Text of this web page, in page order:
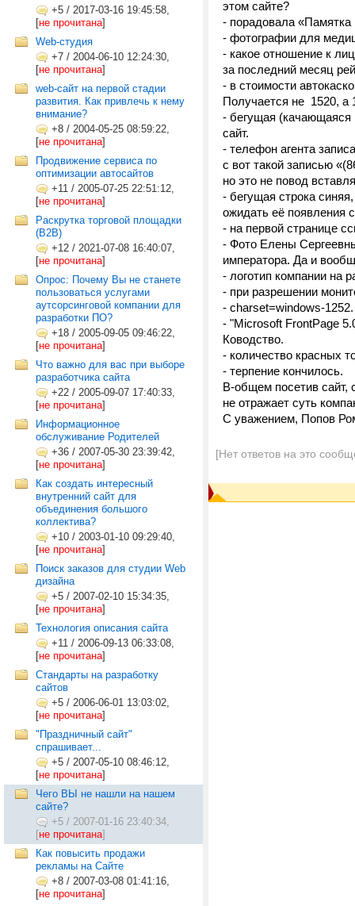
+5 / 2017-03-16 19:45:58,
[не прочитана]
Web-студия
+7 / 2004-06-10 12:24:30,
[не прочитана]
web-сайт на первой стадии
развития. Как привлечь к нему
внимание?
+8 / 2004-05-25 08:59:22,
[не прочитана]
Продвижение сервиса по
оптимизации автосайтов
+11 / 2005-07-25 22:51:12,
[не прочитана]
Раскрутка торговой площадки
(В2В)
+12 / 2021-07-08 16:40:07,
[не прочитана]
Опрос: Почему Вы не станете
пользоваться услугами
аутсорсинговой компании для
разработки ПО?
+18 / 2005-09-05 09:46:22,
[не прочитана]
Что важно для вас при выборе
разработчика сайта
+22 / 2005-09-07 17:40:33,
[не прочитана]
Информационное
обслуживание Родителей
+36 / 2007-05-30 23:39:42,
[не прочитана]
Как создать интересный
внутренний сайт для
объединения большого
коллектива?
+10 / 2003-01-10 09:29:40,
[не прочитана]
Поиск заказов для студии Web
дизайна
+5 / 2007-02-10 15:34:35,
[не прочитана]
Технология описания сайта
+11 / 2006-09-13 06:33:08,
[не прочитана]
Стандарты на разработку
сайтов
+5 / 2006-06-01 13:03:02,
[не прочитана]
"Праздничный сайт"
спрашивает...
+5 / 2007-05-10 08:46:12,
[не прочитана]
Чего ВЫ не нашли на нашем
сайте?
+5 / 2007-01-16 23:40:34,
[не прочитана]
Как повысить продажи
рекламы на Сайте
+8 / 2007-03-08 01:41:16,
[не прочитана]
этом сайте?
- порадовала «Памятка
- фотографии для
- какое отношение к
за последний месяц
- в стоимости
Получается не 1520, а
- бегущая (качающаяся
сайт.
- телефон агента
с вот такой записью
но это не повод
- бегущая строка
ожидать её появления
- на первой странице
- Фото Елены
императора. Да и
- логотип компании на
- при разрешении
- charset=windows-
- "Microsoft FrontPage
Ководство.
- количество красных
- терпение кончилось.
В-общем посетив сайт,
не отражает суть
С уважением, Попов
[Нет ответов на это